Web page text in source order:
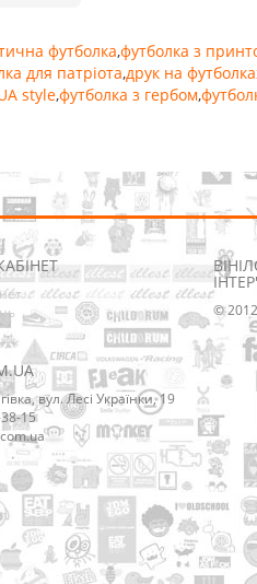
футболка,футболка з
для патріота,друк на
style,футболка з гербом,
вул. Лесі Українки, 19
15
©